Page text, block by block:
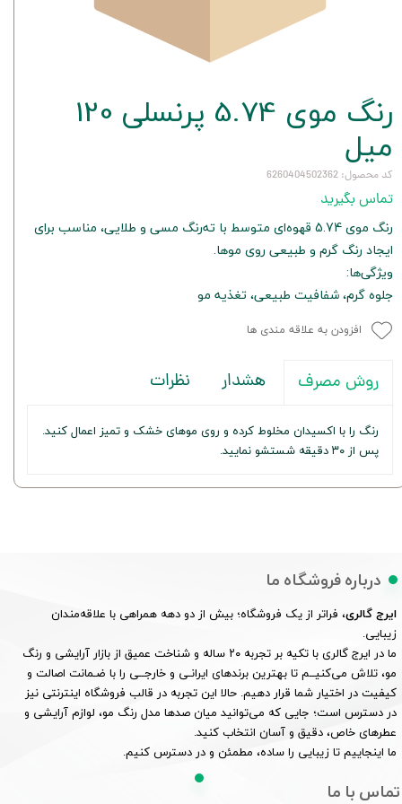
رنگ موی 5.74 پرنسلی 120
میل
کد محصول: 6260404502362
تماس بگیرید
رنگ موی 5.74 قهوه‌ای متوسط با ته‌رنگ مسی و طلایی، مناسب برای
ایجاد رنگ گرم و طبیعی روی موها.
ویژگی‌ها:
جلوه گرم، شفافیت طبیعی، تغذیه مو
افزودن به علاقه مندی ها
روش مصرف هشدار نظرات
رنگ را با اکسیدان مخلوط کرده و روی موهای خشک و تمیز اعمال کنید.
پس از ۳۰ دقیقه شستشو نمایید.
درباره فروشگاه ما
ایرج گالری، فراتر از یک فروشگاه؛ بیش از دو دهه همراهی با علاقه‌مندان
زیبایی.
ما در ایرج گالری با تکیه بر تجربه ۲۰ ساله و شناخت عمیق از بازار آرایشی و رنگ
مو، تلاش می‌کنیــم تا بهترین برندهای ایرانـی و خارجــی را با ضـمانت اصالت و
کیفیت در اختیار شما قرار دهیم. حالا این تجربه در قالب فروشگاه اینترنتی نیز
در دسترس است؛ جایی که می‌توانید میان صدها مدل رنگ مو، لوازم آرایشی و
عطرهای خاص، دقیق و آسان انتخاب کنید.
ما اینجاییم تا زیبایی را ساده، مطمئن و در دسترس کنیم.
تماس با ما